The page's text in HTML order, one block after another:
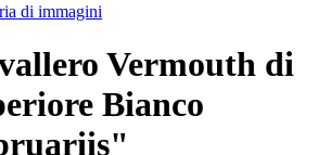
di immagini
Vermouth di
Bianco